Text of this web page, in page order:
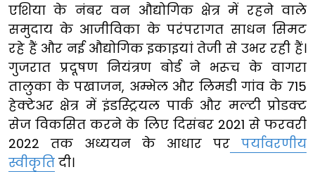
एशिया के नंबर वन औद्योगिक क्षेत्र में रहने वाले
समुदाय के आजीविका के परंपरागत साधन सिमट
रहे हैं और नई औद्योगिक इकाइयां तेजी से उभर रही हैं।
गुजरात प्रदूषण नियंत्रण बोर्ड ने भरूच के वागरा
तालुका के पखाजन, अम्भेल और लिमडी गांव के 715
हेक्टेअर क्षेत्र में इंडस्ट्रियल पार्क और मल्टी प्रोडक्ट
सेज विकसित करने के लिए दिसंबर 2021 से फरवरी
2022 तक अध्ययन के आधार पर पर्यावरणीय
स्वीकृति दी।